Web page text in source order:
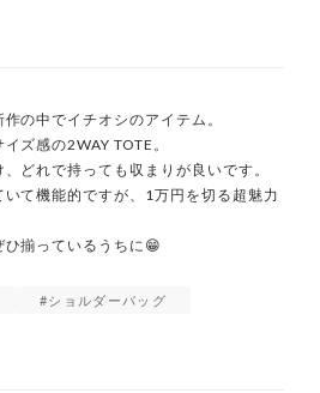
の中でイチオシのアイテム。
ズ感の2WAY TOTE。
どれで持っても収まりが良いです。
て機能的ですが、1万円を切る超魅力
揃っているうちに😁
ショルダーバッグ